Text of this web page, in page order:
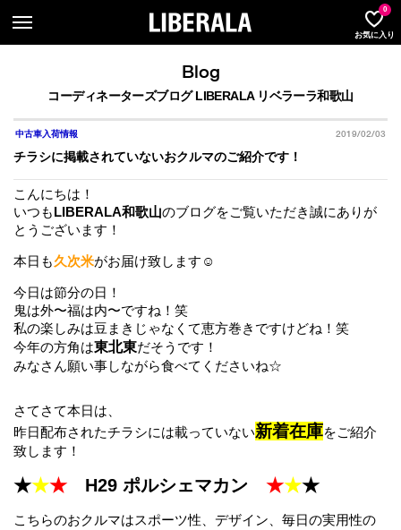
お気に入り
0
Blog
コーディネーターズブログ LIBERALA リベラーラ和歌山
中古車入荷情報 2019/02/03
チラシに掲載されていないおクルマのご紹介です！
こんにちは！
いつも LIBERALA和歌山のブログをご覧いただき誠にありが
とうございます！
本日も久次米がお届け致します☺︎
今日は節分の日！
鬼は外〜福は内〜ですね！笑
私の楽しみは豆まきじゃなくて恵方巻きですけどね！笑
今年の方角は東北東だそうです！
みなさん願い事しながら食べてくださいね☆
さてさて本日は、
昨日配布されたチラシには載っていない新着在庫をご紹介
致します！
★★★ H29 ポルシェマカン ★★★
こちらのおクルマはスポーツ性、デザイン、毎日の実用性の